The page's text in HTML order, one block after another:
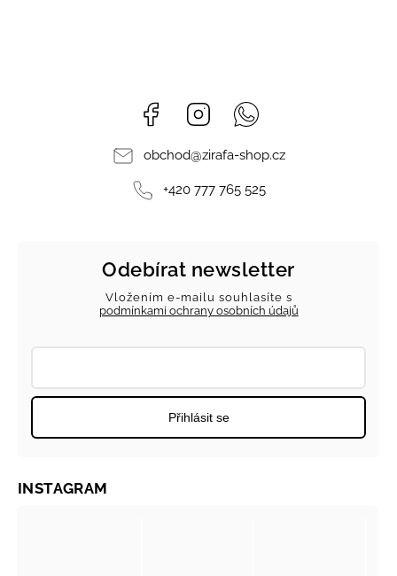
Facebook Instagram
obchod@zirafa-shop.cz
+420 777 765 525
Odebírat newsletter
Vložením e-mailu souhlasíte s
podmínkami ochrany osobních údajů
Přihlásit se
INSTAGRAM